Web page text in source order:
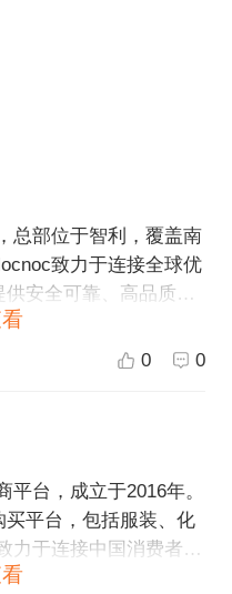
总部位于智利，覆盖南
致力于连接全球优
安全可靠、高品质、
平台上的商品涵盖
婴、数码等各领域，
0 0
台，成立于2016年。
平台，包括服装、化
力于连接中国消费者与
优质商品，为用户提